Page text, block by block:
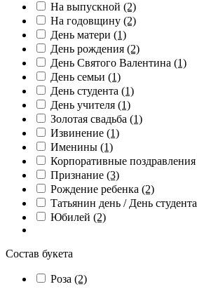
На выпускной (2)
На годовщину (2)
День матери (1)
День рождения (2)
День Святого Валентина (1)
День семьи (1)
День студента (1)
День учителя (1)
Золотая свадьба (1)
Извинение (1)
Именины (1)
Корпоративные поздравления
Признание (3)
Рождение ребенка (2)
Татьянин день / День студента
Юбилей (2)
Состав букета
Роза (2)